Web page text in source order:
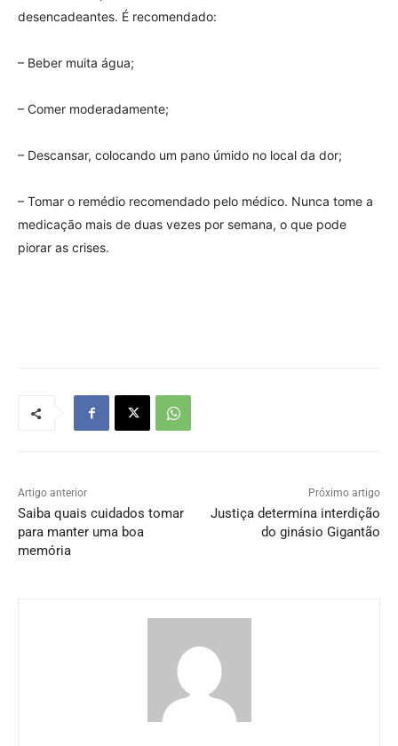
desencadeantes. É recomendado:
– Beber muita água;
– Comer moderadamente;
– Descansar, colocando um pano úmido no local da dor;
– Tomar o remédio recomendado pelo médico. Nunca tome a
medicação mais de duas vezes por semana, o que pode
piorar as crises.
Artigo anterior
Saiba quais cuidados tomar
para manter uma boa
memória
Próximo artigo
Justiça determina interdição
do ginásio Gigantão